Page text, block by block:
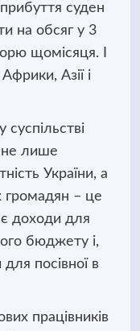
суден
на обсяг у 3
щомісяця. І
Азії і
не лише
України, а
громадян – це
доходи для
бюджету і,
посівної в
працівників